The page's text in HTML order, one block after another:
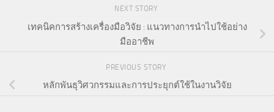
NEXT STORY
เทคนิคการสร้างเครื่องมือวิจัย : แนวทางการนำไปใช้อย่าง
มืออาชีพ
PREVIOUS STORY
หลักพันธุวิศวกรรมและการประยุกต์ใช้ในงานวิจัย